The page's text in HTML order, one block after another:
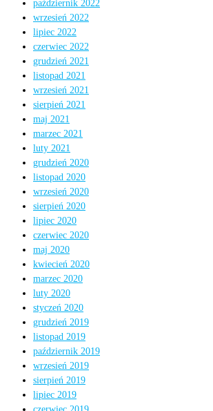
październik 2022
wrzesień 2022
lipiec 2022
czerwiec 2022
grudzień 2021
listopad 2021
wrzesień 2021
sierpień 2021
maj 2021
marzec 2021
luty 2021
grudzień 2020
listopad 2020
wrzesień 2020
sierpień 2020
lipiec 2020
czerwiec 2020
maj 2020
kwiecień 2020
marzec 2020
luty 2020
styczeń 2020
grudzień 2019
listopad 2019
październik 2019
wrzesień 2019
sierpień 2019
lipiec 2019